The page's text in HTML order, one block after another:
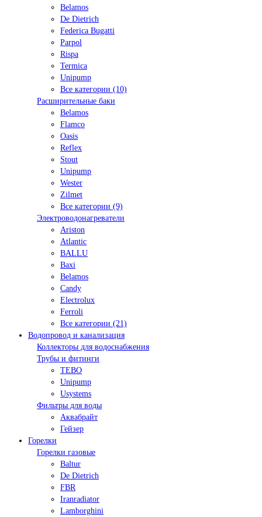
Belamos
De Dietrich
Federica Bugatti
Parpol
Rispa
Termica
Unipump
Все категории (10)
Расширительные баки
Belamos
Flamco
Oasis
Reflex
Stout
Unipump
Wester
Zilmet
Все категории (9)
Электроводонагреватели
Ariston
Atlantic
BALLU
Baxi
Belamos
Candy
Electrolux
Ferroli
Все категории (21)
Водопровод и канализация
Коллекторы для водоснабжения
Трубы и фитинги
TEBO
Unipump
Usystems
Фильтры для воды
Аквабрайт
Гейзер
Горелки
Горелки газовые
Baltur
De Dietrich
FBR
Iranradiator
Lamborghini